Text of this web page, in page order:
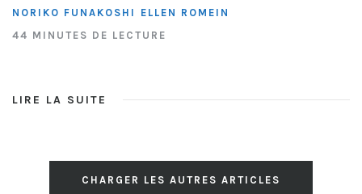
NORIKO FUNAKOSHI
ELLEN ROMEIN
44 MINUTES DE LECTURE
LIRE LA SUITE
CHARGER LES AUTRES ARTICLES